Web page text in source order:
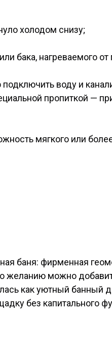
холодом снизу;
бака, нагреваемого от
подключить воду и
пропиткой —
мягкого или
баня: фирменная
желанию можно
как уютный банный
без капитального